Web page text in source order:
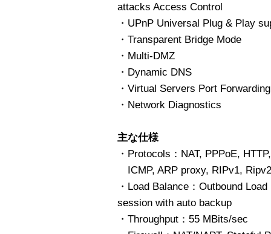
attacks Access Control
・UPnP Universal Plug & Play
・Transparent Bridge Mode
・Multi-DMZ
・Dynamic DNS
・Virtual Servers Port Forwarding
・Network Diagnostics
主な仕様
・Protocols：NAT, PPPoE,
ICMP, ARP proxy, RIPv1,
・Load Balance：Outbound
session with auto backup
・Throughput：55 MBits/sec